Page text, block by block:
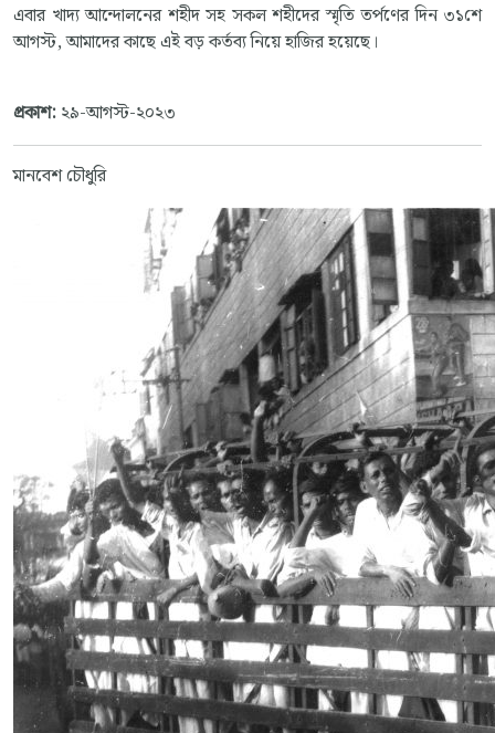
এবার খাদ্য আন্দোলনের শহীদ সহ সকল শহীদের স্মৃতি তর্পণের দিন ৩১শে
আগস্ট, আমাদের কাছে এই বড় কর্তব্য নিয়ে হাজির হয়েছে।
প্রকাশ: ২৯-আগস্ট-২০২৩
মানবেশ চৌধুরি